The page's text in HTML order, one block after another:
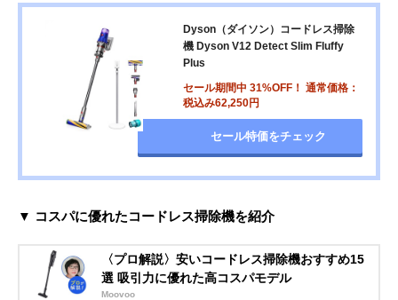
Dyson（ダイソン）コードレス掃除
機 Dyson V12 Detect Slim Fluffy
Plus
セール期間中 31%OFF！ 通常価格：
税込み62,250円
セール特価をチェック
▼ コスパに優れたコードレス掃除機を紹介
〈プロ解説〉安いコードレス掃除機おすすめ15
選 吸引力に優れた高コスパモデル
Moovoo